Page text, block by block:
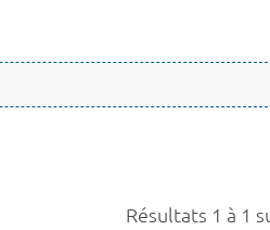
Résultats 1 à 1